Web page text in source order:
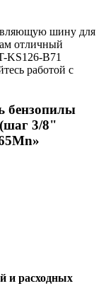
шину для
отличный
KS126-B71
работой с
бензопилы
3/8"
и расходных